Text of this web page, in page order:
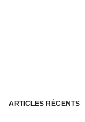
ARTICLES RÉCENTS